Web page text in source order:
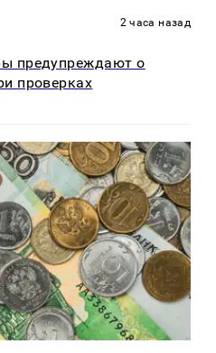
2 часа назад
предупреждают о
проверках